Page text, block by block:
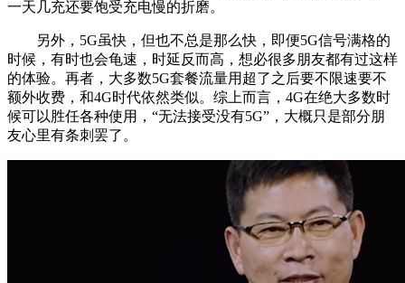
一天几充还要饱受充电慢的折磨。
另外，5G虽快，但也不总是那么快，即便5G信号满格的
时候，有时也会龟速，时延反而高，想必很多朋友都有过这样
的体验。再者，大多数5G套餐流量用超了之后要不限速要不
额外收费，和4G时代依然类似。综上而言，4G在绝大多数时
候可以胜任各种使用，“无法接受没有5G”，大概只是部分朋
友心里有条刺罢了。